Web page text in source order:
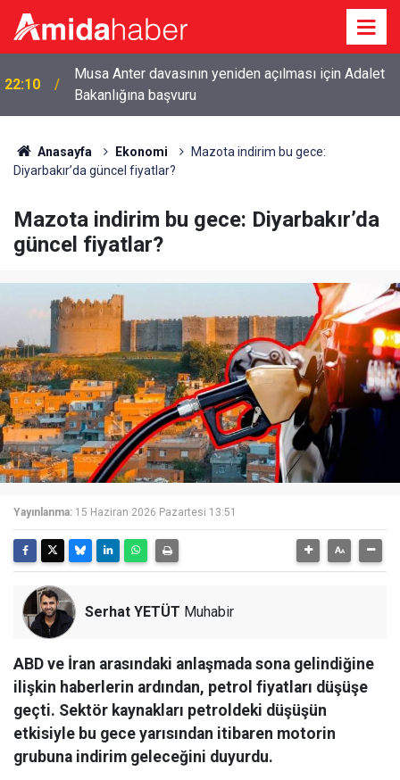
21:54
Meclis'te ‘Demirtaş’ gerilimi: 'O sizin kullanışlı
aletiniz değil'
Anasayfa Ekonomi
Mazota indirim bu gece:
Diyarbakır’da güncel fiyatlar?
Mazota indirim bu gece: Diyarbakır’da
güncel fiyatlar?
Yayınlanma: 15 Haziran 2026 Pazartesi 13:51
Serhat YETÜT Muhabir
ABD ve İran arasındaki anlaşmada sona gelindiğine
ilişkin haberlerin ardından, petrol fiyatları düşüşe
geçti. Sektör kaynakları petroldeki düşüşün
etkisiyle bu gece yarısından itibaren motorin
grubuna indirim geleceğini duyurdu.